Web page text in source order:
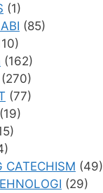
(1)
(85)
(162)
(270)
(77)
(19)
CATECHISM (49)
(29)